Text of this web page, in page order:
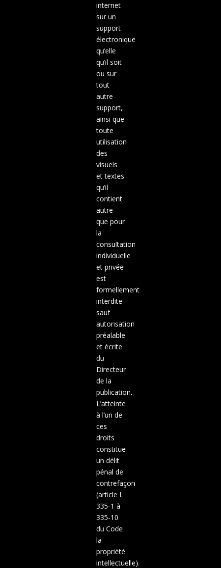
internet
sur un
support
électronique
qu’elle
qu’il soit
ou sur
tout
autre
support,
ainsi que
toute
utilisation
des
visuels
et textes
qu’il
contient
autre
que pour
la
consultation
individuelle
et privée
est
formellement
interdite
sauf
autorisation
préalable
et écrite
du
Directeur
de la
publication.
L’atteinte
à l’un de
ces
droits
constitue
un délit
pénal de
contrefaçon
(article L
335-1 à
335-10
du Code
la
propriété
intellectuelle).